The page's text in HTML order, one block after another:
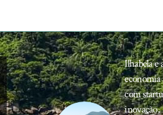
Ilhabela e
economia
com
inovação,